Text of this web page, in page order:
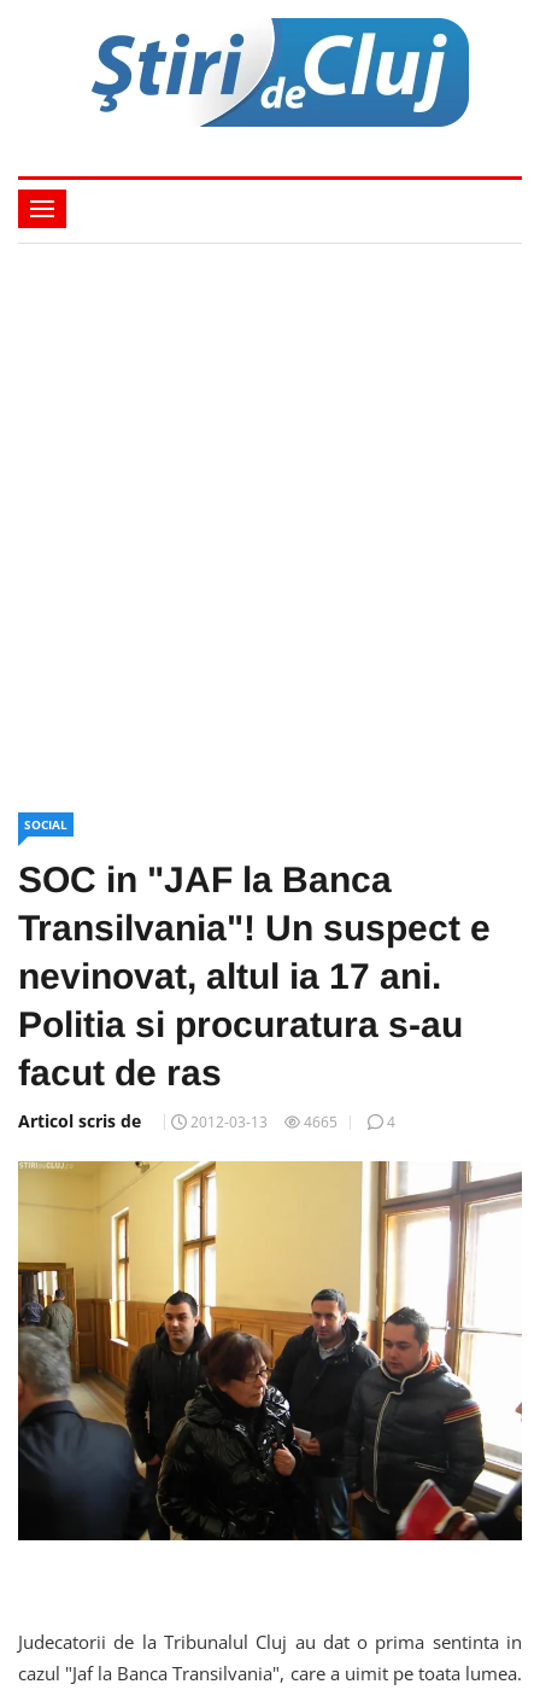
SOCIAL
SOC in "JAF la Banca
Transilvania"! Un suspect e
nevinovat, altul ia 17 ani.
Politia si procuratura s-au
facut de ras
Articol scris de 2012-03-13 4665 4
Judecatorii de la Tribunalul Cluj au dat o prima sentinta in
cazul "Jaf la Banca Transilvania", care a uimit pe toata lumea.